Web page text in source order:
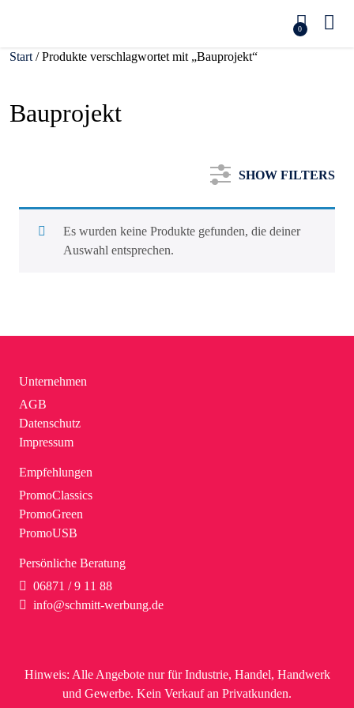
0
Start / Produkte verschlagwortet mit „Bauprojekt“
Bauprojekt
SHOW FILTERS
Es wurden keine Produkte gefunden, die deiner
Auswahl entsprechen.
Unternehmen
AGB
Datenschutz
Impressum
Empfehlungen
PromoClassics
PromoGreen
PromoUSB
Persönliche Beratung
06871 / 9 11 88
info@schmitt-werbung.de
Hinweis: Alle Angebote nur für Industrie, Handel, Handwerk
und Gewerbe. Kein Verkauf an Privatkunden.